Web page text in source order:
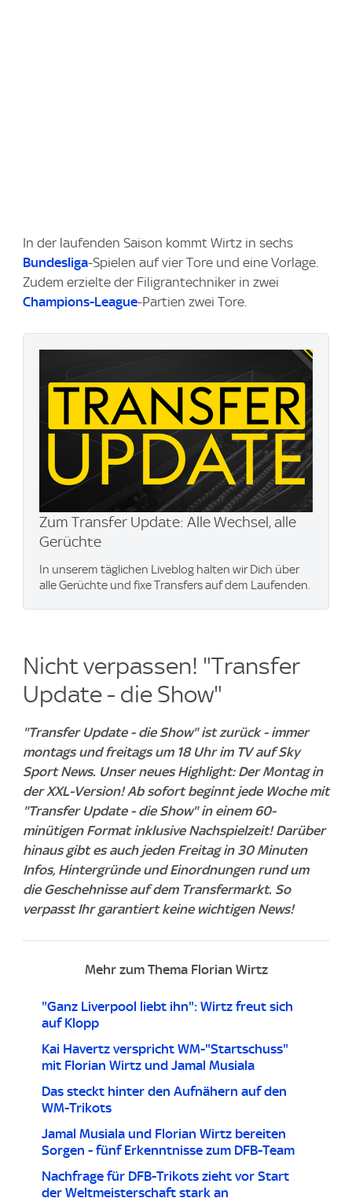
In der laufenden Saison kommt Wirtz in sechs
Bundesliga-Spielen auf vier Tore und eine Vorlage.
Zudem erzielte der Filigrantechniker in zwei
Champions-League-Partien zwei Tore.
Zum Transfer Update: Alle Wechsel, alle
Gerüchte
In unserem täglichen Liveblog halten wir Dich über
alle Gerüchte und fixe Transfers auf dem Laufenden.
Nicht verpassen! "Transfer
Update - die Show"
"Transfer Update - die Show" ist zurück - immer
montags und freitags um 18 Uhr im TV auf Sky
Sport News. Unser neues Highlight: Der Montag in
der XXL-Version! Ab sofort beginnt jede Woche mit
"Transfer Update - die Show" in einem 60-
minütigen Format inklusive Nachspielzeit! Darüber
hinaus gibt es auch jeden Freitag in 30 Minuten
Infos, Hintergründe und Einordnungen rund um
die Geschehnisse auf dem Transfermarkt. So
verpasst Ihr garantiert keine wichtigen News!
Mehr zum Thema Florian Wirtz
"Ganz Liverpool liebt ihn": Wirtz freut sich
auf Klopp
Kai Havertz verspricht WM-"Startschuss"
mit Florian Wirtz und Jamal Musiala
Das steckt hinter den Aufnähern auf den
WM-Trikots
Jamal Musiala und Florian Wirtz bereiten
Sorgen - fünf Erkenntnisse zum DFB-Team
Nachfrage für DFB-Trikots zieht vor Start
der Weltmeisterschaft stark an